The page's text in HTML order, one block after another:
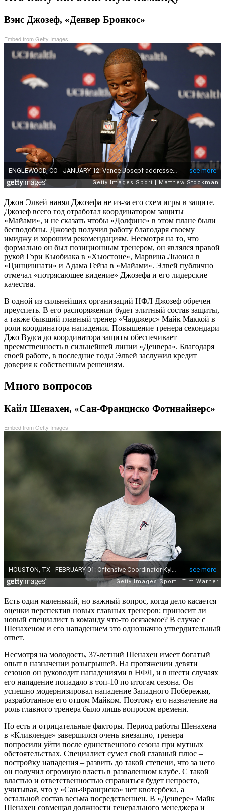
Вэнс Джозеф, «Денвер Бронкос»
Embed from Getty Images
Джон Элвей нанял Джозефа не из-за его схем игры в защите.
Джозеф всего год отработал координатором защиты
«Майами», и не сказать чтобы «Долфинс» в этом плане были
бесподобны. Джозеф получил работу благодаря своему
имиджу и хорошим рекомендациям. Несмотря на то, что
формально он был позиционным тренером, он являлся правой
рукой Гэри Кьюбиака в «Хьюстоне», Марвина Льюиса в
«Цинциннати» и Адама Гейза в «Майами». Элвей публично
отмечал «потрясающее видение» Джозефа и его лидерские
качества.
В одной из сильнейших организаций НФЛ Джозеф обречен
преуспеть. В его распоряжении будет элитный состав защиты,
а также бывший главный тренер «Чарджерс» Майк Маккой в
роли координатора нападения. Повышение тренера секондари
Джо Вудса до координатора защиты обеспечивает
преемственность в сильнейшей линии «Денвера». Благодаря
своей работе, в последние годы Элвей заслужил кредит
доверия к собственным решениям.
Много вопросов
Кайл Шенахен, «Сан-Франциско Фотинайнерс»
Embed from Getty Images
Есть один маленький, но важный вопрос, когда дело касается
оценки перспектив новых главных тренеров: приносит ли
новый специалист в команду что-то осязаемое? В случае с
Шенахеном и его нападением это однозначно утвердительный
ответ.
Несмотря на молодость, 37-летний Шенахен имеет богатый
опыт в назначении розыгрышей. На протяжении девяти
сезонов он руководит нападениями в НФЛ, и в шести случаях
его нападение попадало в топ-10 по итогам сезона. Он
успешно модернизировал нападение Западного Побережья,
разработанное его отцом Майком. Поэтому его назначение на
роль главного тренера было лишь вопросом времени.
Но есть и отрицательные факторы. Период работы Шенахена
в «Кливленде» завершился очень внезапно, тренера
попросили уйти после единственного сезона при мутных
обстоятельствах. Специалист сумел свой главный плюс –
постройку нападения – развить до такой степени, что за него
он получил огромную власть в разваленном клубе. С такой
властью и ответственностью справиться будет непросто,
учитывая, что у «Сан-Франциско» нет квотербека, а
остальной состав весьма посредственнен. В «Денвере» Майк
Шенахен совмещал должности генерального менеджера и